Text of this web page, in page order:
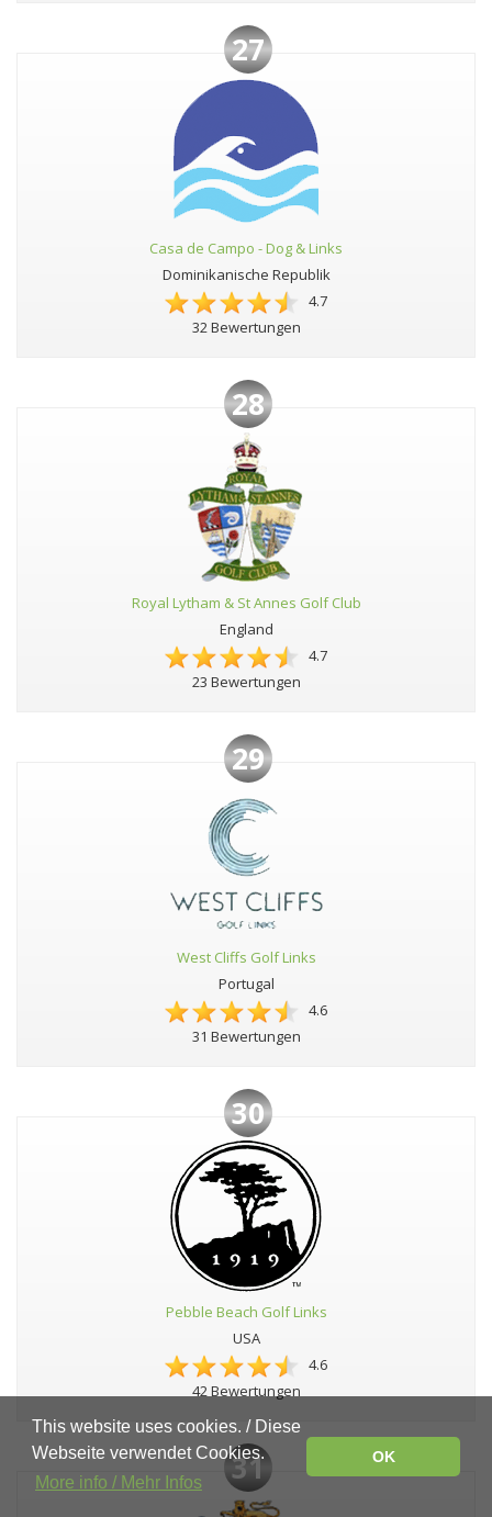
27
Casa de Campo - Dog & Links
Dominikanische Republik
4.7
32 Bewertungen
28
Royal Lytham & St Annes Golf Club
England
4.7
23 Bewertungen
29
West Cliffs Golf Links
Portugal
4.6
31 Bewertungen
30
Pebble Beach Golf Links
USA
4.6
42 Bewertungen
31
This website uses cookies. / Diese
Webseite verwendet Cookies.
More info / Mehr Infos
OK